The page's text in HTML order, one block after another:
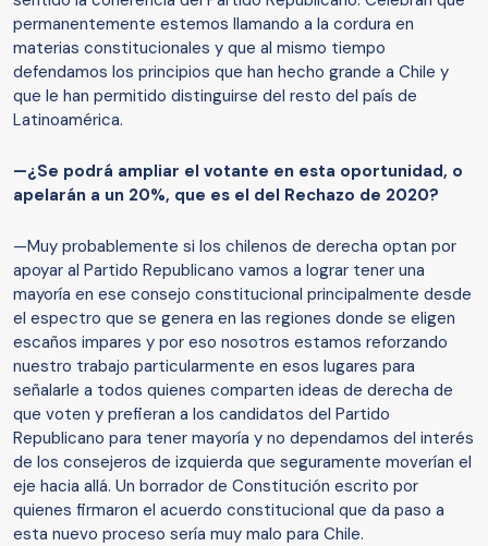
permanentemente estemos llamando a la cordura en
materias constitucionales y que al mismo tiempo
defendamos los principios que han hecho grande a Chile y
que le han permitido distinguirse del resto del país de
Latinoamérica.
—¿Se podrá ampliar el votante en esta oportunidad, o
apelarán a un 20%, que es el del Rechazo de 2020?
—Muy probablemente si los chilenos de derecha optan por
apoyar al Partido Republicano vamos a lograr tener una
mayoría en ese consejo constitucional principalmente desde
el espectro que se genera en las regiones donde se eligen
escaños impares y por eso nosotros estamos reforzando
nuestro trabajo particularmente en esos lugares para
señalarle a todos quienes comparten ideas de derecha de
que voten y prefieran a los candidatos del Partido
Republicano para tener mayoría y no dependamos del interés
de los consejeros de izquierda que seguramente moverían el
eje hacia allá. Un borrador de Constitución escrito por
quienes firmaron el acuerdo constitucional que da paso a
esta nuevo proceso sería muy malo para Chile.